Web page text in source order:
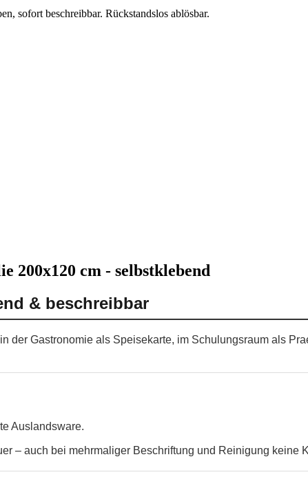
sofort beschreibbar. Rückstandslos ablösbar.
200x120 cm - selbstklebend
& beschreibbar
der Gastronomie als Speisekarte, im Schulungsraum als
Auslandsware.
– auch bei mehrmaliger Beschriftung und Reinigung keine